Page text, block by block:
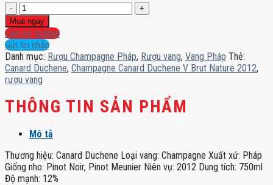
Champagne
Canard
Duchene
V
Brut
Nature
2012
số
lượng
Mua ngay
Liên hệ hotline
Gửi tin nhắn
Danh mục: Rượu Champagne Pháp, Rượu vang, Vang Pháp Thẻ:
Canard Duchene, Champagne Canard Duchene V Brut Nature 2012,
rượu vang
THÔNG TIN SẢN PHẨM
Mô tả
Thương hiệu: Canard Duchene Loại vang: Champagne Xuất xứ: Pháp
Giống nho: Pinot Noir, Pinot Meunier Niên vụ: 2012 Dung tích: 750ml
Độ mạnh: 12%